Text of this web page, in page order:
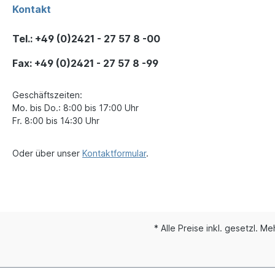
Kontakt
Tel.: +49 (0)2421 - 27 57 8 -00
Fax: +49 (0)2421 - 27 57 8 -99
Geschäftszeiten:
Mo. bis Do.: 8:00 bis 17:00 Uhr
Fr. 8:00 bis 14:30 Uhr
Oder über unser Kontaktformular.
* Alle Preise inkl. gesetzl.